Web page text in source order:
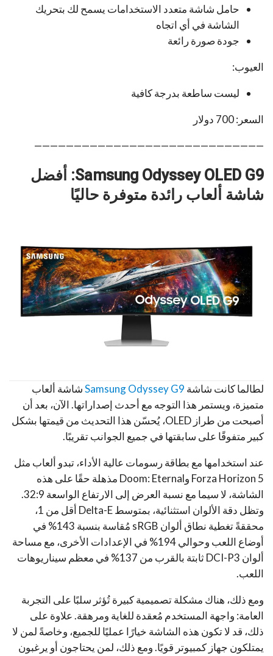
حامل شاشة متعدد الاستخدامات يسمح لك بتحريك
الشاشة في أي اتجاه
جودة صورة رائعة
العيوب:
ليست ساطعة بدرجة كافية
السعر: 700 دولار
—————————————————————————————
Samsung Odyssey OLED G9: أفضل
شاشة ألعاب رائدة متوفرة حاليًا
لطالما كانت شاشة Samsung Odyssey G9شاشة ألعاب
متميزة، ويستمر هذا التوجه مع أحدث إصداراتها. الآن، بعد أن
أصبحت من طراز OLED، يُحسّن هذا التحديث من قيمتها بشكل
كبير متفوقًا على سابقتها في جميع الجوانب تقريبًا.
عند استخدامها مع بطاقة رسومات عالية الأداء، تبدو ألعاب مثل
Forza Horizon 5 وDoom: Eternal مذهلة حقًا على هذه
الشاشة، لا سيما مع نسبة العرض إلى الارتفاع الواسعة 32:9.
وتظل دقة الألوان استثنائية، بمتوسط ​​Delta-E أقل من 1،
محققةً تغطية نطاق ألوان sRGB مُقاسة بنسبة 143% في
أوضاع اللعب وحوالي 194% في الإعدادات الأخرى، مع مساحة
ألوان DCI-P3 ثابتة بالقرب من 137% في معظم سيناريوهات
اللعب.
ومع ذلك، هناك مشكلة تصميمية كبيرة تُؤثر سلبًا على التجربة
العامة: واجهة المستخدم مُعقدة للغاية ومرهقة. علاوة على
ذلك، قد لا تكون هذه الشاشة خيارًا عمليًا للجميع، وخاصةً لمن لا
يمتلكون جهاز كمبيوتر قويًا. ومع ذلك، لمن يحتاجون أو يرغبون